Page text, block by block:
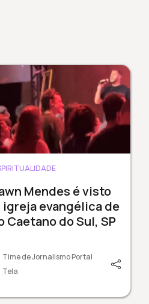
Mendes é visto
igreja evangélica de
Caetano do Sul, SP
Time de Jornalismo Portal
Tela